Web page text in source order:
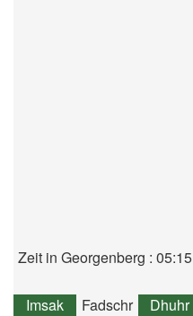
Zeit in Georgenberg : 05:15
Imsak Fadschr Dhuhr